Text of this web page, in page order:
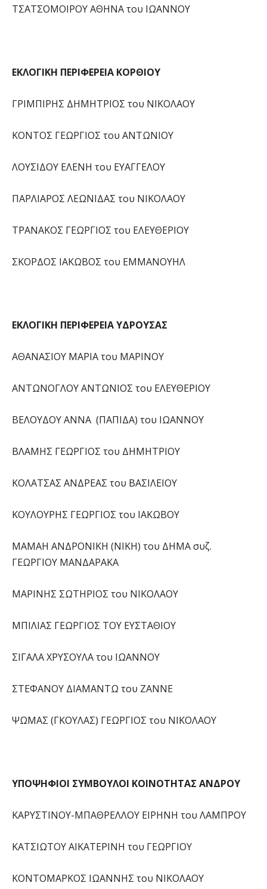
ΤΣΑΤΣΟΜΟΙΡΟΥ ΑΘΗΝΑ του ΙΩΑΝΝΟΥ
ΕΚΛΟΓΙΚΗ ΠΕΡΙΦΕΡΕΙΑ ΚΟΡΘΙΟΥ
ΓΡΙΜΠΙΡΗΣ ΔΗΜΗΤΡΙΟΣ του ΝΙΚΟΛΑΟΥ
ΚΟΝΤΟΣ ΓΕΩΡΓΙΟΣ του ΑΝΤΩΝΙΟΥ
ΛΟΥΣΙΔΟΥ ΕΛΕΝΗ του ΕΥΑΓΓΕΛΟΥ
ΠΑΡΛΙΑΡΟΣ ΛΕΩΝΙΔΑΣ του ΝΙΚΟΛΑΟΥ
ΤΡΑΝΑΚΟΣ ΓΕΩΡΓΙΟΣ του ΕΛΕΥΘΕΡΙΟΥ
ΣΚΟΡΔΟΣ ΙΑΚΩΒΟΣ του ΕΜΜΑΝΟΥΗΛ
ΕΚΛΟΓΙΚΗ ΠΕΡΙΦΕΡΕΙΑ ΥΔΡΟΥΣΑΣ
ΑΘΑΝΑΣΙΟΥ ΜΑΡΙΑ του ΜΑΡΙΝΟΥ
ΑΝΤΩΝΟΓΛΟΥ ΑΝΤΩΝΙΟΣ του ΕΛΕΥΘΕΡΙΟΥ
ΒΕΛΟΥΔΟΥ ΑΝΝΑ (ΠΑΠΙΔΑ) του ΙΩΑΝΝΟΥ
ΒΛΑΜΗΣ ΓΕΩΡΓΙΟΣ του ΔΗΜΗΤΡΙΟΥ
ΚΟΛΑΤΣΑΣ ΑΝΔΡΕΑΣ του ΒΑΣΙΛΕΙΟΥ
ΚΟΥΛΟΥΡΗΣ ΓΕΩΡΓΙΟΣ του ΙΑΚΩΒΟΥ
ΜΑΜΑΗ ΑΝΔΡΟΝΙΚΗ (NIKH) του ΔΗΜΑ συζ.
ΓΕΩΡΓΙΟΥ ΜΑΝΔΑΡΑΚΑ
ΜΑΡΙΝΗΣ ΣΩΤΗΡΙΟΣ του ΝΙΚΟΛΑΟΥ
ΜΠΙΛΙΑΣ ΓΕΩΡΓΙΟΣ ΤΟΥ ΕΥΣΤΑΘΙΟΥ
ΣΙΓΑΛΑ ΧΡΥΣΟΥΛΑ του ΙΩΑΝΝΟΥ
ΣΤΕΦΑΝΟΥ ΔΙΑΜΑΝΤΩ του ΖΑΝΝΕ
ΨΩΜΑΣ (ΓΚΟΥΛΑΣ) ΓΕΩΡΓΙΟΣ του ΝΙΚΟΛΑΟΥ
ΥΠΟΨΗΦΙΟΙ ΣΥΜΒΟΥΛΟΙ ΚΟΙΝΟΤΗΤΑΣ ΑΝΔΡΟΥ
ΚΑΡΥΣΤΙΝΟΥ-ΜΠΑΘΡΕΛΛΟΥ ΕΙΡΗΝΗ του ΛΑΜΠΡΟΥ
ΚΑΤΣΙΩΤΟΥ ΑΙΚΑΤΕΡΙΝΗ του ΓΕΩΡΓΙΟΥ
ΚΟΝΤΟΜΑΡΚΟΣ ΙΩΑΝΝΗΣ του ΝΙΚΟΛΑΟΥ